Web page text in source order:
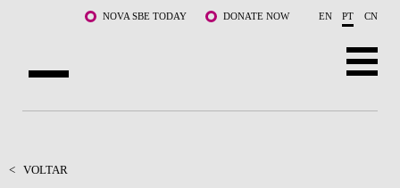
Saltar para o conteúdo principalNOVA SBE TODAY DONATE NOW EN PT CN
< VOLTAR